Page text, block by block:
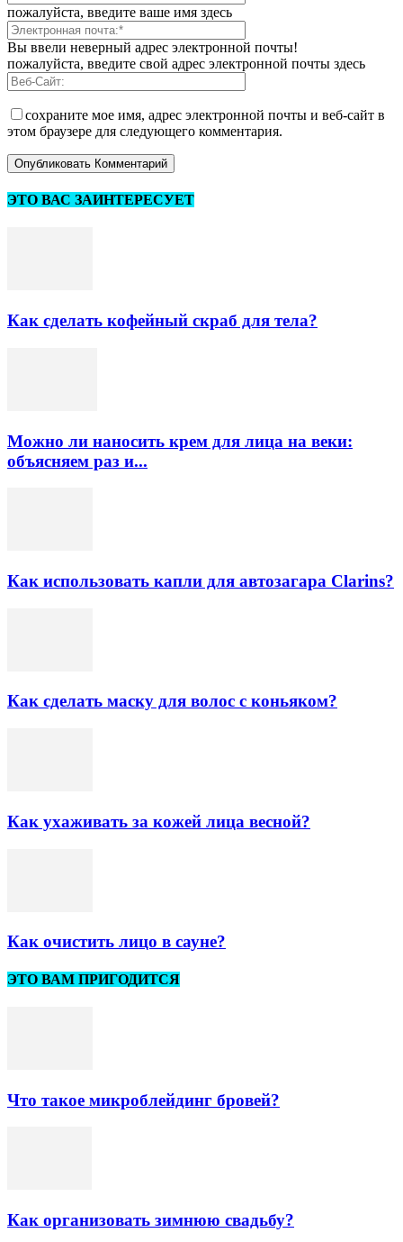
пожалуйста, введите ваше имя здесь
Вы ввели неверный адрес электронной почты!
пожалуйста, введите свой адрес электронной почты здесь
сохраните мое имя, адрес электронной почты и веб-сайт в
этом браузере для следующего комментария.
ЭТО ВАС ЗАИНТЕРЕСУЕТ
Как сделать кофейный скраб для тела?
Можно ли наносить крем для лица на веки:
объясняем раз и...
Как использовать капли для автозагара Clarins?
Как сделать маску для волос с коньяком?
Как ухаживать за кожей лица весной?
Как очистить лицо в сауне?
ЭТО ВАМ ПРИГОДИТСЯ
Что такое микроблейдинг бровей?
Как организовать зимнюю свадьбу?